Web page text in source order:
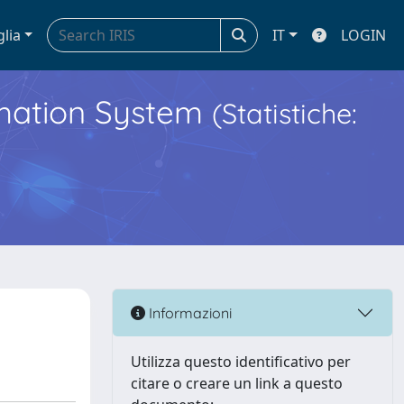
IT LOGIN
System (Statistiche:
Informazioni
Utilizza questo identificativo per
citare o creare un link a questo